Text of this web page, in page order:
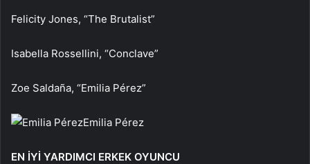
Felicity Jones, “The Brutalist”
Isabella Rossellini, “Conclave”
Zoe Saldaña, “Emilia Pérez”
Emilia Pérez
EN İYİ YARDIMCI ERKEK OYUNCU